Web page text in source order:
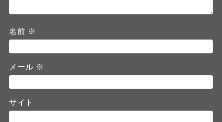
名前 ※
メール ※
サイト